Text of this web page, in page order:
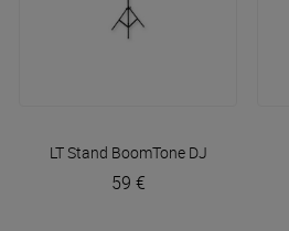
LT Stand BoomTone DJ
59 €